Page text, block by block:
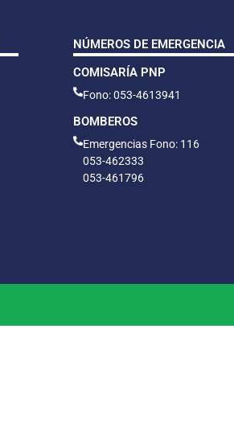
NÚMEROS DE EMERGENCIA
COMISARÍA PNP
Fono: 053-4613941
BOMBEROS
Emergencias Fono: 116
053-462333
053-461796